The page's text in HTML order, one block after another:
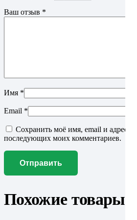
Ваш отзыв *
Имя *
Email *
Сохранить моё имя, email и адрес
последующих моих комментариев.
Похожие товары